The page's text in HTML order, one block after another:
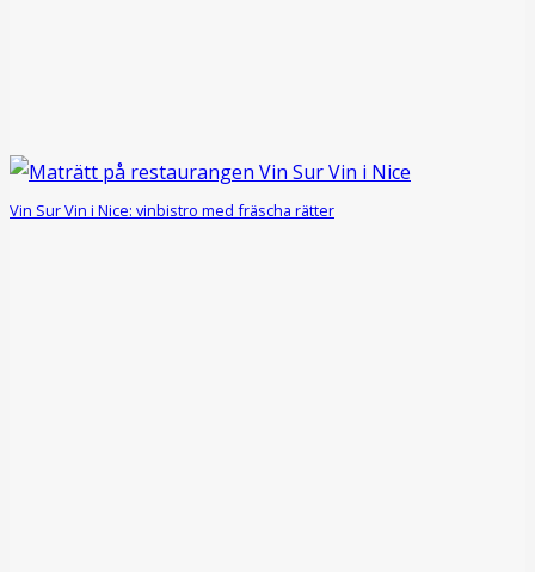
Vin Sur Vin i Nice: vinbistro med fräscha rätter